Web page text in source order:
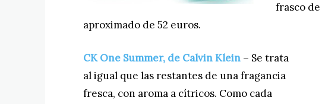
frasco
aproximado de 52 euros.
CK One Summer, de Calvin Klein – Se trata
al igual que las restantes de una fragancia
fresca, con aroma a cítricos. Como cada